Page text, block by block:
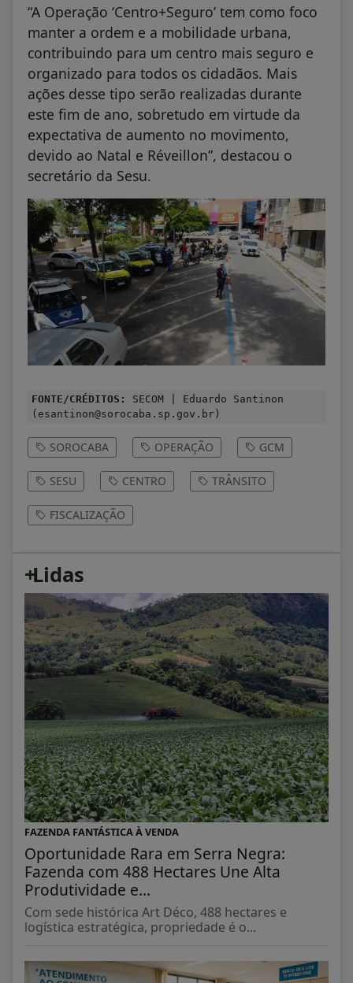
“A Operação ‘Centro+Seguro’ tem como foco
manter a ordem e a mobilidade urbana,
contribuindo para um centro mais seguro e
organizado para todos os cidadãos. Mais
ações desse tipo serão realizadas durante
este fim de ano, sobretudo em virtude da
expectativa de aumento no movimento,
devido ao Natal e Réveillon”, destacou o
secretário da Sesu.
FONTE/CRÉDITOS:
SECOM | Eduardo Santinon
(esantinon@sorocaba.sp.gov.br)
SOROCABA OPERAÇÃO GCM
SESU CENTRO TRÂNSITO
FISCALIZAÇÃO
+
Lidas
FAZENDA FANTÁSTICA À VENDA
Oportunidade Rara em Serra Negra:
Fazenda com 488 Hectares Une Alta
Produtividade e...
Com sede histórica Art Déco, 488 hectares e
logística estratégica, propriedade é o...